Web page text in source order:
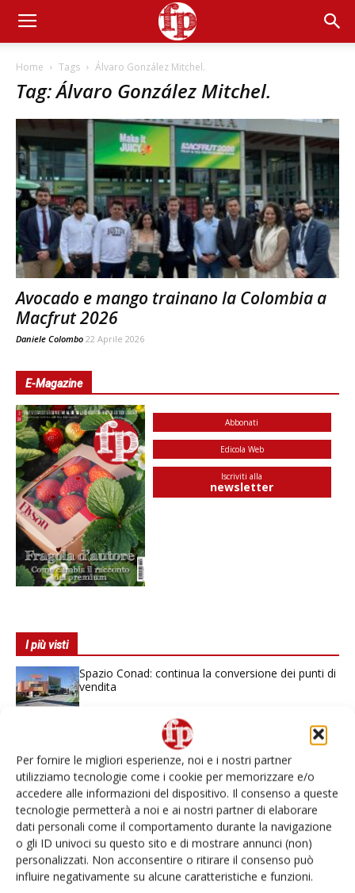
Per fornire le migliori esperienze, noi e i nostri partner
utilizziamo tecnologie come i cookie per memorizzare e/o
accedere alle informazioni del dispositivo. Il consenso a queste
tecnologie permetterà a noi e ai nostri partner di elaborare
dati personali come il comportamento durante la navigazione
o gli ID univoci su questo sito e di mostrare annunci (non)
personalizzati. Non acconsentire o ritirare il consenso può
influire negativamente su alcune caratteristiche e funzioni.
Home Tags Álvaro González Mitchel.
Tag: Álvaro González Mitchel.
Avocado e mango trainano la Colombia a
Macfrut 2026
Daniele Colombo 22 Aprile 2026
E-Magazine
Abbonati
Edicola Web
Iscriviti alla
newsletter
I più visti
Spazio Conad: continua la conversione dei punti di
vendita
Non è una susina: è Metis… e può rivoluzionare la
Andamento prezzi ortofrutta in Italia al 27 luglio
2026
Leonardo Odorizzi: “Dobbiamo creare stupore nel
punto di vendita” #vocidellortofrutta